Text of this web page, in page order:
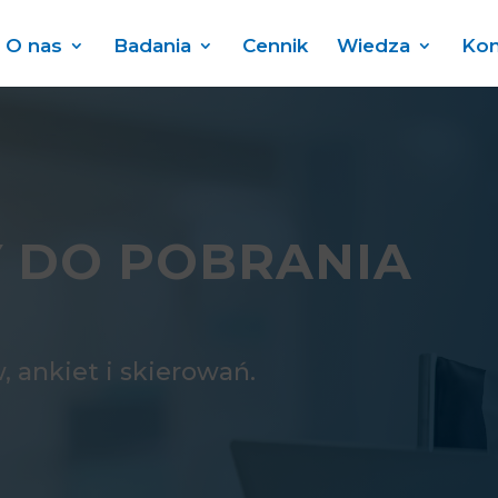
O nas Badania Cennik Wiedza
DO POBRANIA
ankiet i skierowań.